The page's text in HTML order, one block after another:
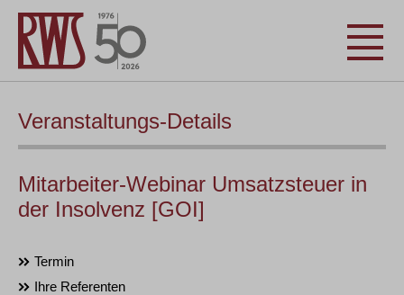
Veranstaltungs-Details
Mitarbeiter-Webinar Umsatzsteuer in
der Insolvenz [GOI]
Termin
Ihre Referenten